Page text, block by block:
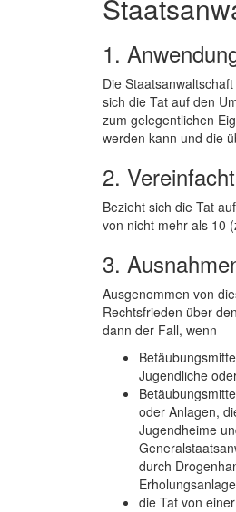
1.
Die
sich die Tat auf den
zum gelegentlichen
werden kann und die
2.
Bezieht sich die Tat
von nicht mehr als 10
3.
Ausgenommen von
Rechtsfrieden über
dann der Fall, wenn
Jugendliche
oder Anlagen,
Jugendheime
durch
die Tat von